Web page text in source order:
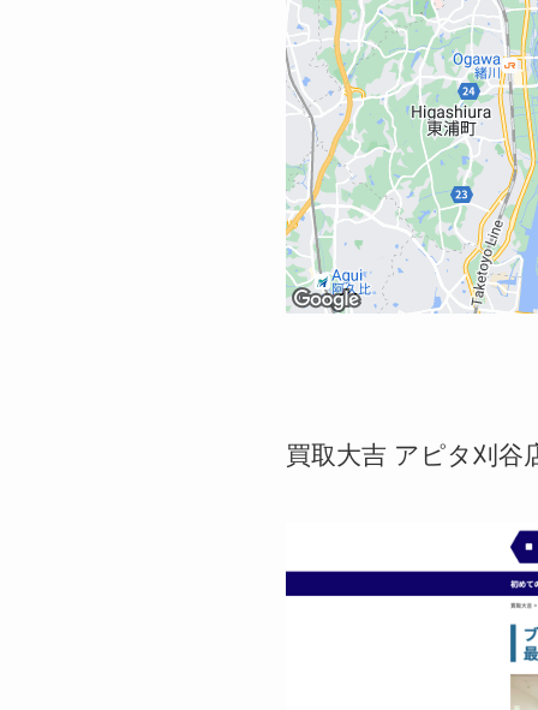
買取大吉 アピタ刈谷